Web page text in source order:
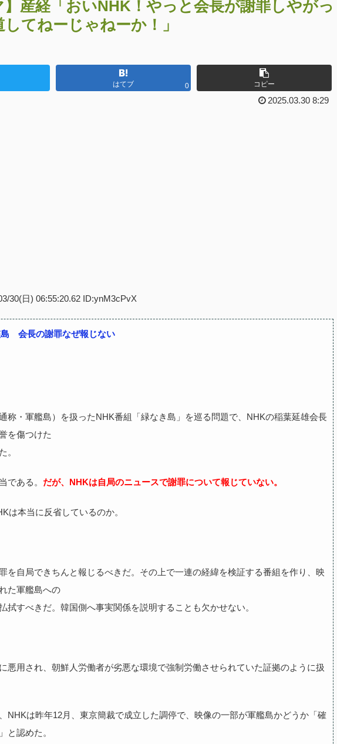
】産経「おいNHK！やっと会長が謝罪しやがっ
てねーじゃねーか！」
はてブ 0 コピー
2025.03.30 8:29
30(日) 06:55:20.62 ID:ynM3cPvX
島 会長の謝罪なぜ報じない
称・軍艦島）を扱ったNHK番組「緑なき島」を巡る問題で、NHKの稲葉延雄会長
を傷つけた
。
である。 だが、NHKは自局のニュースで謝罪について報じていない。
は本当に反省しているのか。
を自局できちんと報じるべきだ。その上で一連の経緯を検証する番組を作り、映
た軍艦島への
拭すべきだ。韓国側へ事実関係を説明することも欠かせない。
悪用され、朝鮮人労働者が劣悪な環境で強制労働させられていた証拠のように扱
NHKは昨年12月、東京簡裁で成立した調停で、映像の一部が軍艦島かどうか「確
と認めた。